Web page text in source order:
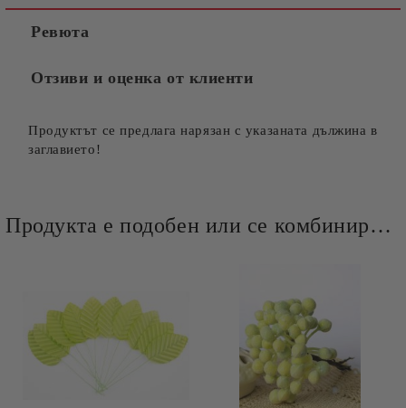
Ревюта
Отзиви и оценка от клиенти
Продуктът се предлага нарязан с указаната дължина в
заглавието!
Продукта е подобен или се комбинира добре и със следните продукти :